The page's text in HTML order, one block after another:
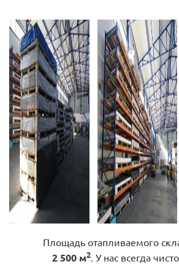
Площадь отапливаемого
2 500 м2. У нас всегда